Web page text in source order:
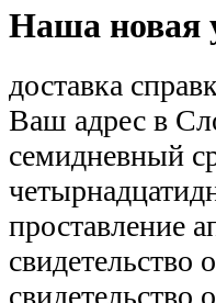
Наша новая
доставка
Ваш адрес в
семидневный
проставление
свидетельство
свидетельство